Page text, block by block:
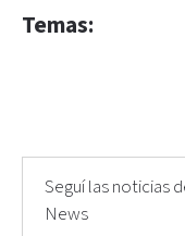
Temas:
Seguí las noticias
News